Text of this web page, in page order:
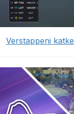
Verstappeni